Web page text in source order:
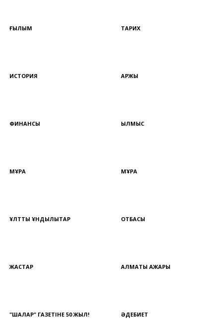
ҒЫЛЫМ ТАРИХ
ИСТОРИЯ ҚАРЖЫ
ФИНАНСЫ ҚЫЛМЫС
МҰРА МҰРА
ҰЛТТЫҚ ҚҰНДЫЛЫҚТАР ОТБАСЫ
ЖАСТАР АЛМАТЫ АЖАРЫ
"ШАЛҚАР" ГАЗЕТІНЕ 50 ЖЫЛ! ӘДЕБИЕТ